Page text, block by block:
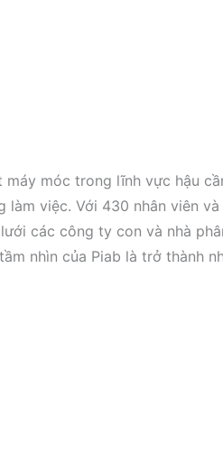
móc trong lĩnh vực hậu
việc. Với 430 nhân viên
các công ty con và nhà
nhìn của Piab là trở thành